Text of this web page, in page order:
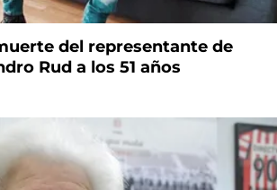
del representante de
Rud a los 51 años